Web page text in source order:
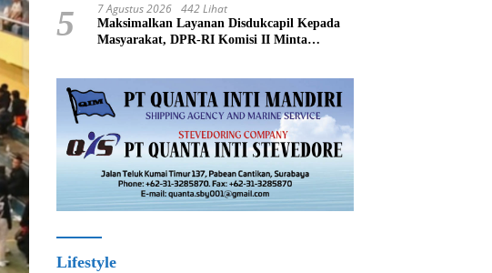
5 7 Agustus 2026 442 Lihat
Maksimalkan Layanan Disdukcapil Kepada
Masyarakat, DPR-RI Komisi II Minta
Lifestyle